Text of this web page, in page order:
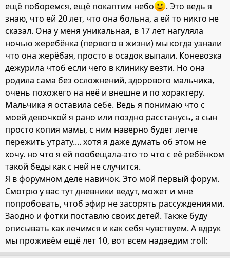
ещё поборемся, ещё покаптим небо
. Это ведь я
знаю, что ей 20 лет, что она больна, а ей то никто не
сказал. Она у меня уникальная, в 17 лет нагуляла
ночью жеребёнка (первого в жизни) мы когда узнали
что она жерёбая, просто в осадок выпали. Коневозка
дежурила чтоб если чего в клинику везти. Но она
родила сама без осложнений, здорового мальчика,
очень похожего на неё и внешне и по хорактеру.
Мальчика я оставила себе. Ведь я понимаю что с
моей девочкой я рано или поздно расстанусь, а сын
просто копия мамы, с ним наверно будет легче
пережить утрату.... хотя я даже думать об этом не
хочу. но что я ей пообещала-это то что с её ребёнком
такой беды как с ней не случится.
Я в форумном деле навичок. Это мой первый форум.
Смотрю у вас тут дневники ведут, может и мне
попробовать, чтоб эфир не засорять рассуждениями.
Заодно и фотки поставлю своих детей. Также буду
описывать как лечимся и как себя чувствуем. А вдрук
мы проживём ещё лет 10, вот всем надаедим :roll: